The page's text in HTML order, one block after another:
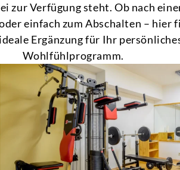
zur Verfügung steht. Ob nach
einfach zum Abschalten – hier
Ergänzung für Ihr
Wohlfühlprogramm.